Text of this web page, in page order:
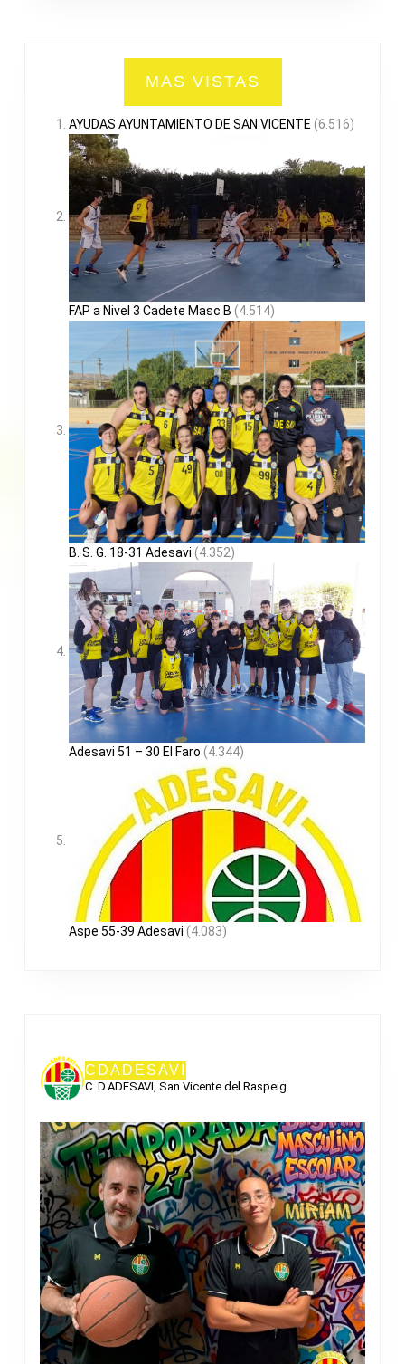
MAS VISTAS
AYUDAS AYUNTAMIENTO DE SAN VICENTE (6.516)
FAP a Nivel 3 Cadete Masc B (4.514)
B. S. G. 18-31 Adesavi (4.352)
Adesavi 51 – 30 El Faro (4.344)
Aspe 55-39 Adesavi (4.083)
CDADESAVI
C. D.ADESAVI, San Vicente del Raspeig